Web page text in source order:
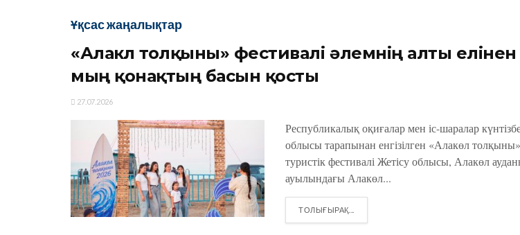
Ұқсас жаңалықтар
«Алакөл толқыны» фестивалі әлемнің алты
мың қонақтың басын қосты
27.07.2026
Республикалық оқиғалар мен іс-шаралар
облысы тарапынан енгізілген «Алакөл
туристік фестивалі Жетісу облысы, Алакөл
ауылындағы Алакөл...
ТОЛЫҒЫРАҚ...